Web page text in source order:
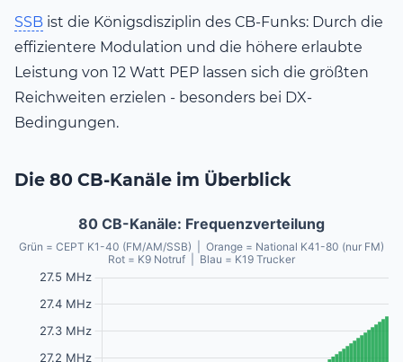
SSB ist die Königsdisziplin des CB-Funks: Durch die
effizientere Modulation und die höhere erlaubte
Leistung von 12 Watt PEP lassen sich die größten
Reichweiten erzielen - besonders bei DX-
Bedingungen.
Die 80 CB-Kanäle im Überblick